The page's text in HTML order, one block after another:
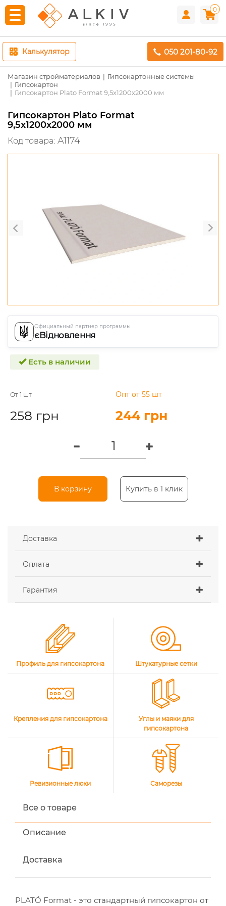
0
Калькулятор 050 201-80-92
Магазин стройматериалов
Гипсокартонные системы
Гипсокартон
Гипсокартон Plato Format 9,5x1200x2000 мм
Гипсокартон Plato Format
9,5x1200x2000 мм
Код товара: A1174
Официальный партнер программы
єВідновлення
Есть в наличии
От 1 шт
258 грн
Опт от 55 шт
244 грн
В корзину Купить в 1 клик
Доставка
Оплата
Гарантия
Профиль для гипсокартона Штукатурные сетки
Крепления для гипсокартона
Углы и маяки для
гипсокартона
Ревизионные люки Саморезы
Все о товаре
Описание
Доставка
PLATÓ Format - это стандартный гипсокартон от